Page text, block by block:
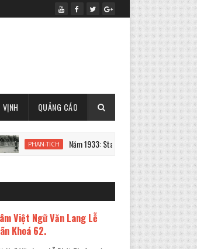
QUẢNG CÁO
TICH Năm 1933: Staline tàn sát 7 triệu người Ukraine
Việt Ngữ Văn Lang Lễ
Khoá 62.